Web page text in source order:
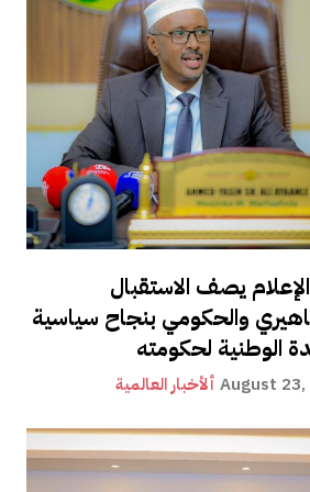
يصف الاستقبال
والحكومي بنجاح سياسية
الوطنية لحكومته
ألأخبار العالمية August 23,